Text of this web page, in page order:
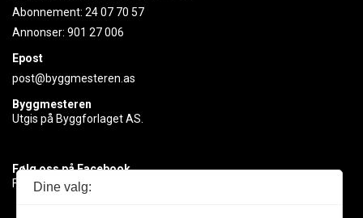
Abonnement: 24 07 70 57
Annonser: 901 27 006
Epost
post@byggmesteren.as
Byggmesteren
Utgis på Byggforlaget AS.
Følg oss på Facebook
Få med deg det siste innen byggebransjen
Dine valg: